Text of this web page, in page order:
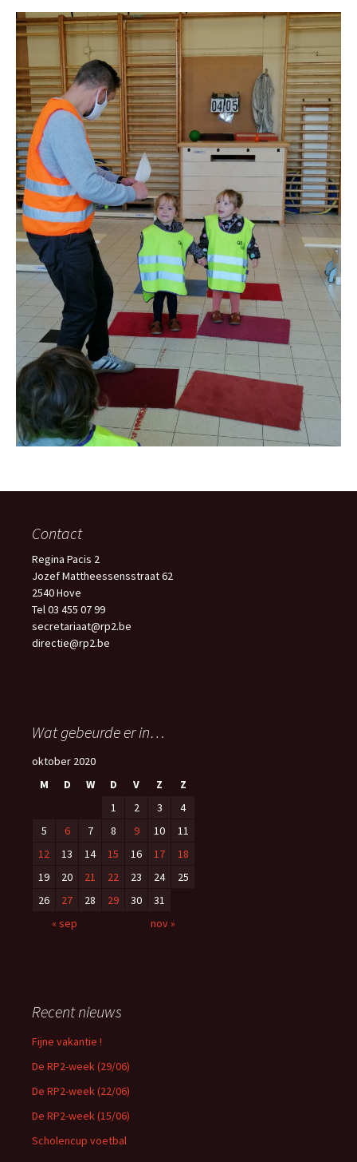
Contact
Regina Pacis 2
Jozef Mattheessensstraat 62
2540 Hove
Tel 03 455 07 99
secretariaat@rp2.be
directie@rp2.be
Wat gebeurde er in…
oktober 2020
M
D W D V Z
Z
1
2 3
4
5
6 7 8 9 10
11
12
13 14 15 16 17
18
19
20 21 22 23 24
25
26
27 28 29 30
31
« sep
nov »
Recent nieuws
Fijne vakantie !
De RP2-week (29/06)
De RP2-week (22/06)
De RP2-week (15/06)
Scholencup voetbal